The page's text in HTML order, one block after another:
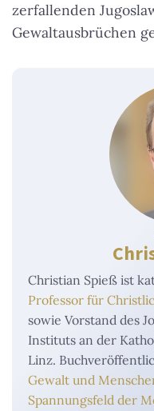
zerfallenden
Gewaltausbrüchen
Christian Spieß ist
Professor für
sowie Vorstand des
Instituts an der
Linz.
Gewalt und
Spannungsfeld der